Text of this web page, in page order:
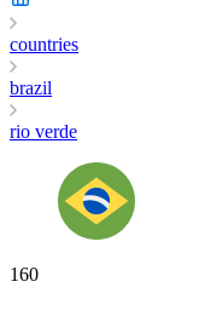
countries
brazil
rio verde
160